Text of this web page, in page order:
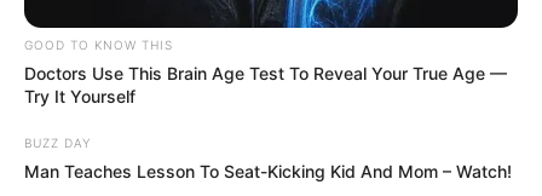
Découvrez les spoilers d’Ici tout commence
protège Noé, leur complicité se transforme en
véritable amitié. ITC en avance.
GOOD TO KNOW THIS
Doctors Use This Brain Age Test To Reveal Your True Age —
Try It Yourself
BUZZ DAY
Man Teaches Lesson To Seat-Kicking Kid And Mom – Watch!